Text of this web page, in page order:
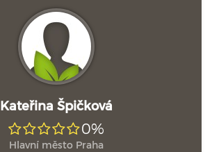
Kateřina Špičková
0%
Hlavní město Praha